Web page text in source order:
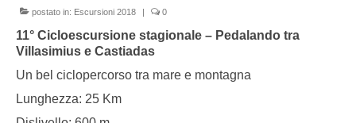
postato in: Escursioni 2018 0
11° Cicloescursione stagionale – Pedalando tra
Villasimius e Castiadas
Un bel ciclopercorso tra mare e montagna
Lunghezza: 25 Km